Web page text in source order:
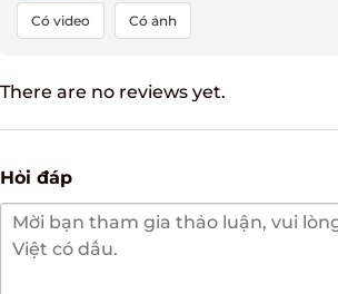
Có video Có ảnh
There are no reviews yet.
Hỏi đáp